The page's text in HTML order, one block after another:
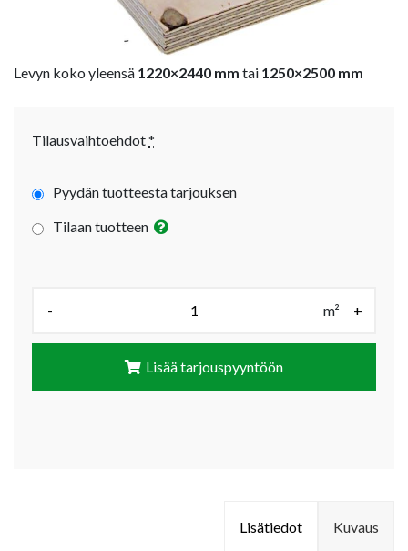
Levyn koko yleensä 1220×2440 mm tai 1250×2500 mm
Tilausvaihtoehdot*
Pyydän tuotteesta tarjouksen
Tilaan tuotteen
- m² +
Lisää tarjouspyyntöön
Kuvaus
Lisätiedot